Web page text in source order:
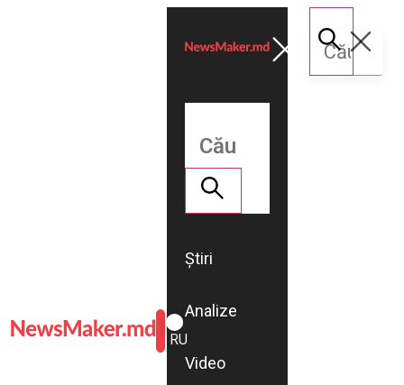
ROMÂNĂ
RU
Știri
Analize
Video